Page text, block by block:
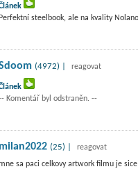
Perfektní steelbook, ale na kvality
(4972) | reagovat
Komentář byl odstraněn. --
milan2022 (25) |
reagovat
sa paci celkovy artwork filmu je